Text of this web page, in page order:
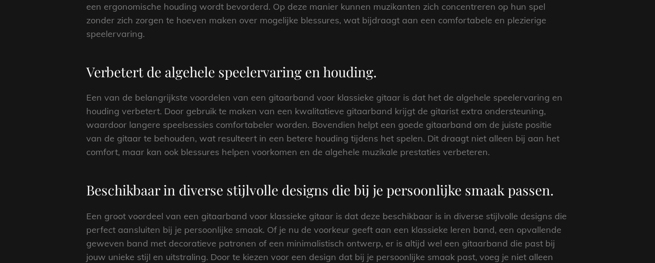
een ergonomische houding wordt bevorderd. Op deze manier kunnen muzikanten zich concentreren op hun spel
zonder zich zorgen te hoeven maken over mogelijke blessures, wat bijdraagt aan een comfortabele en plezierige
speelervaring.
Verbetert de algehele speelervaring en houding.
Een van de belangrijkste voordelen van een gitaarband voor klassieke gitaar is dat het de algehele speelervaring en
houding verbetert. Door gebruik te maken van een kwalitatieve gitaarband krijgt de gitarist extra ondersteuning,
waardoor langere speelsessies comfortabeler worden. Bovendien helpt een goede gitaarband om de juiste positie
van de gitaar te behouden, wat resulteert in een betere houding tijdens het spelen. Dit draagt niet alleen bij aan het
comfort, maar kan ook blessures helpen voorkomen en de algehele muzikale prestaties verbeteren.
Beschikbaar in diverse stijlvolle designs die bij je persoonlijke smaak passen.
Een groot voordeel van een gitaarband voor klassieke gitaar is dat deze beschikbaar is in diverse stijlvolle designs die
perfect aansluiten bij je persoonlijke smaak. Of je nu de voorkeur geeft aan een klassieke leren band, een opvallende
geweven band met decoratieve patronen of een minimalistisch ontwerp, er is altijd wel een gitaarband die past bij
jouw unieke stijl en uitstraling. Door te kiezen voor een design dat bij je persoonlijke smaak past, voeg je niet alleen